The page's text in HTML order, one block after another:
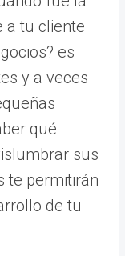
a tu cliente
es
y a veces
qué
sus
te permitirán
de tu